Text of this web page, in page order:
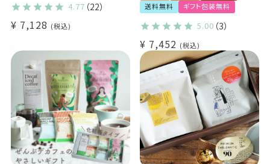
4.77 （22）
¥ 7,128 税込
送料無料
ギフト包装無料
5.00 （3）
¥ 7,452 税込